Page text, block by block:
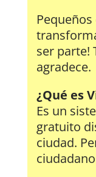
ser parte!
agradece.
¿Qué es
Es un
gratuito
ciudad.